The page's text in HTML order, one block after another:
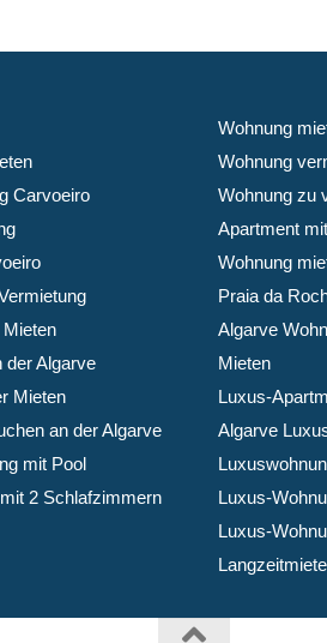
Carvoeiro
der Algarve
Mieten
an der Algarve
mit Pool
2 Schlafzimmern
Wohnung
Wohnung
Wohnung zu
Apartment
Wohnung
Praia da
Algarve
Mieten
Luxus-
Algarve
Luxus-
Luxus-
Langzeitmiete